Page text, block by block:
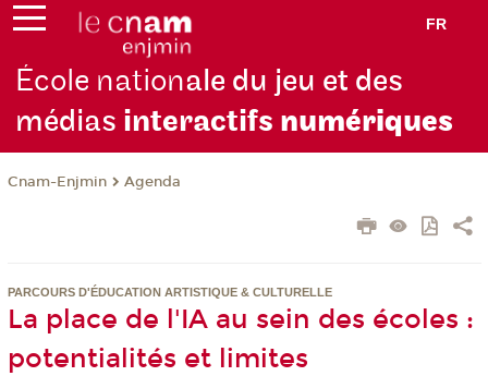
FR
École nationale du jeu et des
médias interactifs numériques
Cnam-Enjmin Agenda
PARCOURS D'ÉDUCATION ARTISTIQUE & CULTURELLE
La place de l'IA au sein des écoles :
potentialités et limites